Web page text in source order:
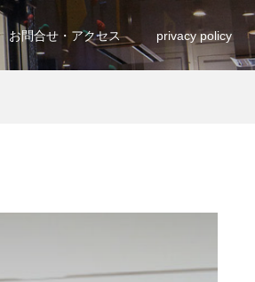
お問合せ・アクセス privacy policy